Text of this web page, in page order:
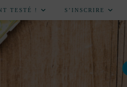
TESTÉ ! S’INSCRIRE